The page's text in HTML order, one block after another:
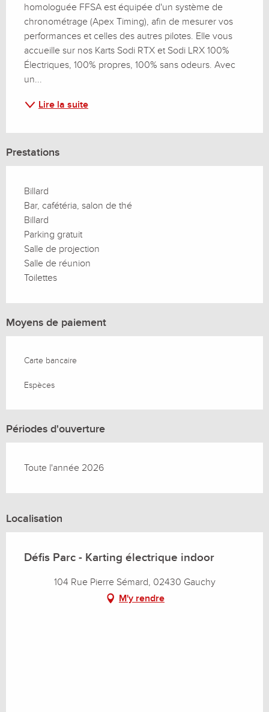
homologuée FFSA est équipée d'un système de
chronométrage (Apex Timing), afin de mesurer vos
performances et celles des autres pilotes. Elle vous
accueille sur nos Karts Sodi RTX et Sodi LRX 100%
Électriques, 100% propres, 100% sans odeurs. Avec
un...
Lire la suite
Prestations
Billard
Bar, cafétéria, salon de thé
Billard
Parking gratuit
Salle de projection
Salle de réunion
Toilettes
Moyens de paiement
Carte bancaire
Espèces
Périodes d'ouverture
Toute l'année 2026
Localisation
Défis Parc - Karting électrique indoor
104 Rue Pierre Sémard, 02430 Gauchy
M'y rendre